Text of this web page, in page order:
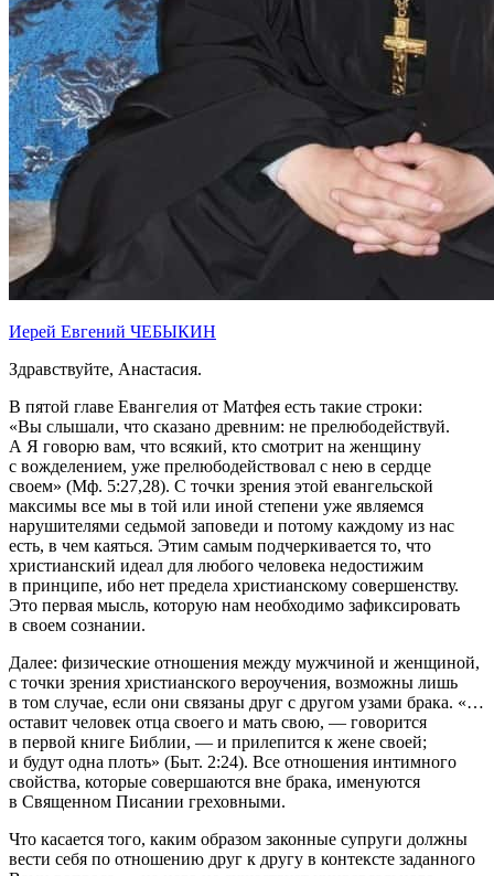
Иерей Евгений ЧЕБЫКИН
Здравствуйте, Анастасия.
В пятой главе Евангелия от Матфея есть такие строки:
«Вы слышали, что сказано древним: не прелюбодействуй.
А Я говорю вам, что всякий, кто смотрит на женщину
с вожделением, уже прелюбодействовал с нею в сердце
своем» (Мф. 5:27,28). С точки зрения этой евангельской
максимы все мы в той или иной степени уже являемся
нарушителями седьмой заповеди и потому каждому из нас
есть, в чем каяться. Этим самым подчеркивается то, что
христианский идеал для любого человека недостижим
в принципе, ибо нет предела христианскому совершенству.
Это первая мысль, которую нам необходимо зафиксировать
в своем сознании.
Далее: физические отношения между мужчиной и женщиной,
с точки зрения христианского вероучения, возможны лишь
в том случае, если они связаны друг с другом узами брака. «…
оставит человек отца своего и мать свою, — говорится
в первой книге Библии, — и прилепится к жене своей;
и будут одна плоть» (Быт. 2:24). Все отношения интимного
свойства, которые совершаются вне брака, именуются
в Священном Писании греховными.
Что касается того, каким образом законные супруги должны
вести себя по отношению друг к другу в контексте заданного